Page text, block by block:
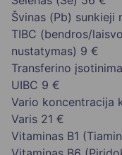
Švinas (Pb) sunkieji
TIBC (bendros/
nustatymas) 9 €
Transferino
UIBC 9 €
Vario koncentracija
Varis 21 €
Vitaminas B1